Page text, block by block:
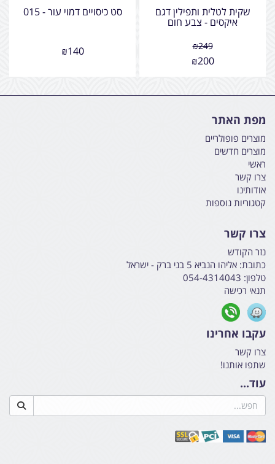
שקית לטלית ותפילין דגם
איקסים - צבע חום
₪249
₪200
סט כיסויים דמוי עור - 015
₪140
מפת האתר
מוצרים פופולריים
מוצרים חדשים
ראשי
צרו קשר
אודותינו
קטגוריות נוספות
צרו קשר
נזר הקודש
כתובת: אליהו הנביא 5 בני ברק - ישראל
טלפון: 054-4314043
תנאי רכישה
עקבו אחרינו
צרו קשר
שתפו אותנו!
עוד...